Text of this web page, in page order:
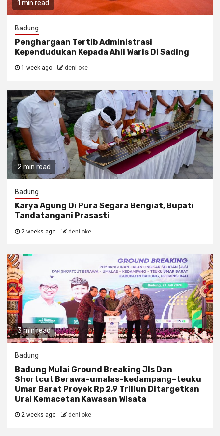
1 min read
Badung
Penghargaan Tertib Administrasi
Kependudukan Kepada Ahli Waris Di Sading
1 week ago deni oke
2 min read
Badung
Karya Agung Di Pura Segara Bengiat, Bupati
Tandatangani Prasasti
2 weeks ago deni oke
3 min read
Badung
Badung Mulai Ground Breaking Jls Dan
Shortcut Berawa–umalas–kedampang–teuku
Umar Barat Proyek Rp 2,9 Triliun Ditargetkan
Urai Kemacetan Kawasan Wisata
2 weeks ago deni oke